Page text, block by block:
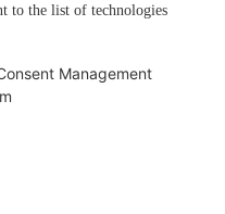
to the list of technologies
Management